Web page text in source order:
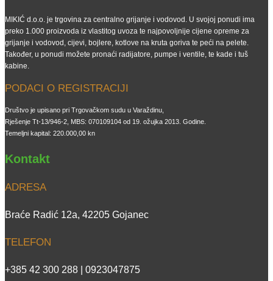
MIKIĆ d.o.o. je trgovina za centralno grijanje i vodovod. U svojoj ponudi ima
preko 1.000 proizvoda iz vlastitog uvoza te najpovoljnije cijene opreme za
grijanje i vodovod, cijevi, bojlere, kotlove na kruta goriva te peći na pelete.
Također, u ponudi možete pronaći radijatore, pumpe i ventile, te kade i tuš
kabine.
PODACI O REGISTRACIJI
Društvo je upisano pri Trgovačkom sudu u Varaždinu,
Rješenje Tt-13/946-2, MBS: 070109104 od 19. ožujka 2013. Godine.
Temeljni kapital: 220.000,00 kn
Kontakt
ADRESA
Braće Radić 12a, 42205 Gojanec
TELEFON
+385 42 300 288 | 0923047875